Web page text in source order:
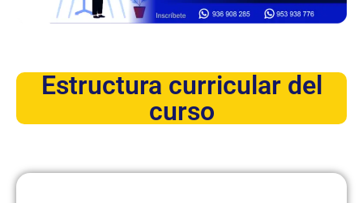
Estructura curricular del
curso